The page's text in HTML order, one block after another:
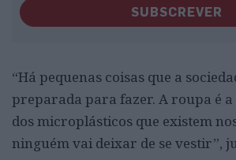
SUBSCREVER
“Há pequenas coisas que a
preparada para fazer. A roupa é
dos microplásticos que existem
ninguém vai deixar de se vestir”,